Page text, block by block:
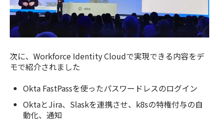
次に、Workforce Identity Cloudで実現できる内容をデ
モで紹介されました
Okta FastPassを使ったパスワードレスのログイン
OktaとJira、Slaskを連携させ、k8sの特権付与の自
動化、通知